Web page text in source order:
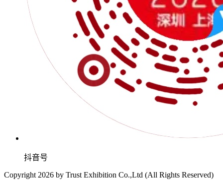
抖音号
Copyright 2026 by Trust Exhibition Co.,Ltd (All Rights Reserved)